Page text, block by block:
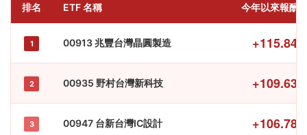
排名 ETF 名稱 今年以來報酬
1 00913 兆豐台灣晶圓製造
2 00935 野村台灣新科技
3 00947 台新台灣IC設計